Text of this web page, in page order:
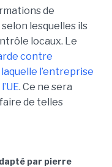
de
lesquelles ils
locaux. Le
contre
l’entreprise
. Ce ne sera
de telles
par pierre